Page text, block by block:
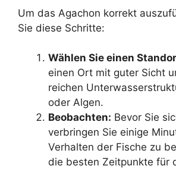
Um das Agachon korrekt
Sie diese Schritte:
Wählen Sie einen
einen Ort mit guter Sicht
reichen
oder Algen.
Beobachten: Bevor Sie
verbringen Sie einige
Verhalten der Fische zu
die besten Zeitpunkte für